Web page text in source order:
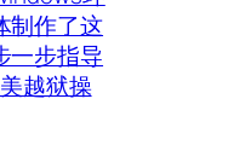
制作了这
一步指导
越狱操